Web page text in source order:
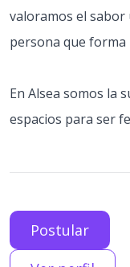
valoramos el sabor
persona que
En Alsea somos la
espacios para ser
Postular